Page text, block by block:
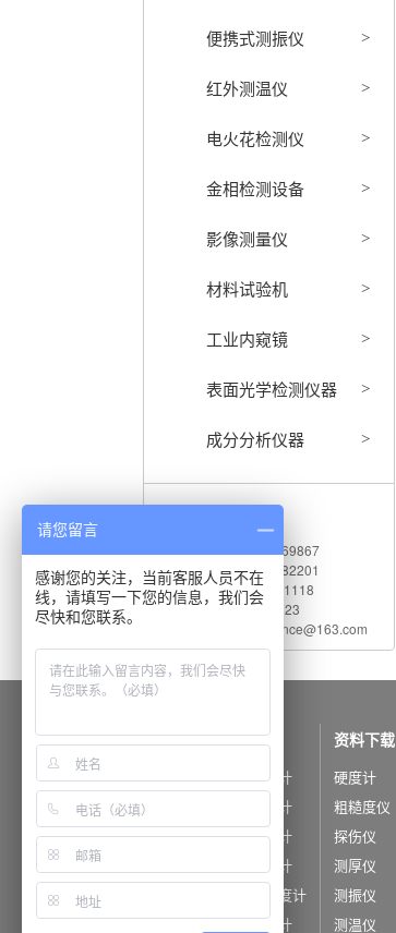
便携式测振仪 >
红外测温仪 >
电火花检测仪 >
金相检测设备 >
影像测量仪 >
材料试验机 >
工业内窥镜 >
表面光学检测仪器 >
成分分析仪器 >
电 话：010-62969867
传 真：010-82782201
服务热线：400 660 1118
Q Q：542730823
电子邮件：shidaijiance@163.com
公司概况
公司简介
公司荣誉
产品中心
里氏硬度计
洛氏硬度计
布氏硬度计
维氏硬度计
超声波硬度计
韦氏硬度计
资料下载
硬度计
粗糙度仪
探伤仪
测厚仪
测振仪
测温仪
请您留言
感谢您的关注，当前客服人员不在
线，请填写一下您的信息，我们会
尽快和您联系。